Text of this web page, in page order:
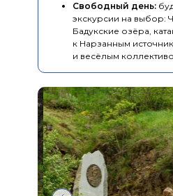
Свободный день:
экскурсии на выбор:
Бадукские озёра,
к Нарзанным
и весёлым